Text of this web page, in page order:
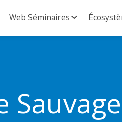
Web Séminaires
Sauvage